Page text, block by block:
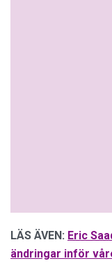
LÄS ÄVEN: Eric
ändringar inför